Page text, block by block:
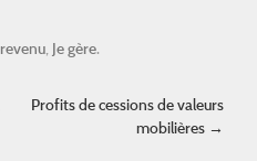
Je gère.
Profits de cessions de valeurs
mobilières →